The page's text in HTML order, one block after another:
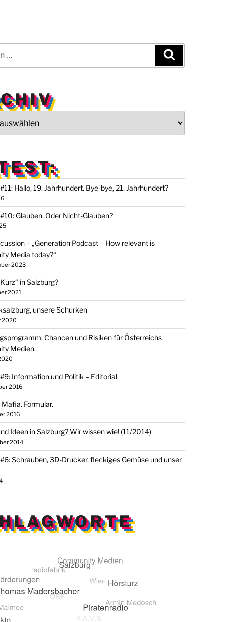
Hallo, 19. Jahrhundert. Bye-bye, 21. Jahrhundert?
Glauben. Oder Nicht-Glauben?
– „Generation Podcast – How relevant is
Media today?“
2023
in Salzburg?
2021
unsere Schurken
2020
Chancen und Risiken für Österreichs
Medien.
Information und Politik – Editorial
2016
Formular.
2016
Ideen in Salzburg? Wir wissen wie! (11/2014)
2014
Schrauben, 3D-Drucker, fleckiges Gemüse und unser